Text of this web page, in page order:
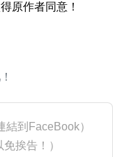
原作者同意！
結到FaceBook）
挨告！）